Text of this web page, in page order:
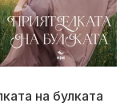
на булката